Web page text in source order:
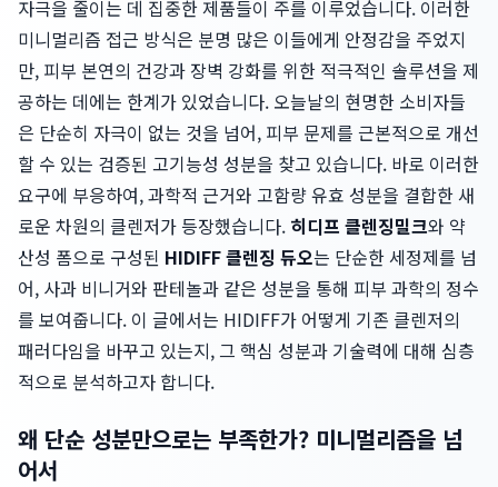
자극을 줄이는 데 집중한 제품들이 주를 이루었습니다. 이러한
미니멀리즘 접근 방식은 분명 많은 이들에게 안정감을 주었지
만, 피부 본연의 건강과 장벽 강화를 위한 적극적인 솔루션을 제
공하는 데에는 한계가 있었습니다. 오늘날의 현명한 소비자들
은 단순히 자극이 없는 것을 넘어, 피부 문제를 근본적으로 개선
할 수 있는 검증된 고기능성 성분을 찾고 있습니다. 바로 이러한
요구에 부응하여, 과학적 근거와 고함량 유효 성분을 결합한 새
로운 차원의 클렌저가 등장했습니다. 히디프 클렌징밀크와 약
산성 폼으로 구성된 HIDIFF 클렌징 듀오는 단순한 세정제를 넘
어, 사과 비니거와 판테놀과 같은 성분을 통해 피부 과학의 정수
를 보여줍니다. 이 글에서는 HIDIFF가 어떻게 기존 클렌저의
패러다임을 바꾸고 있는지, 그 핵심 성분과 기술력에 대해 심층
적으로 분석하고자 합니다.
왜 단순 성분만으로는 부족한가? 미니멀리즘을 넘
어서